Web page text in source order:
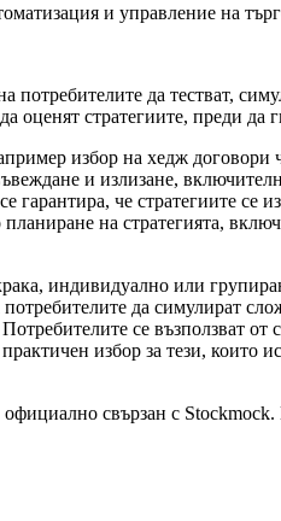
и управление на
да тестват,
оценят стратегиите, преди да
избор на хедж договори
и излизане,
че стратегиите се
на стратегията,
индивидуално или
да симулират
се възползват
избор за тези, които
свързан с